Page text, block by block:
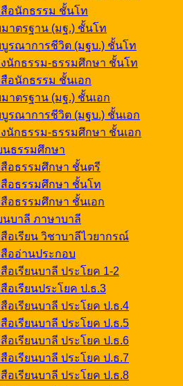
อนักธรรม ชั้นโท
าตรฐาน (มฐ.) ชั้นโท
รณาการชีวิต (มฐบ.) ชั้นโท
นักธรรม-ธรรมศึกษา ชั้นโท
อนักธรรม ชั้นเอก
าตรฐาน (มฐ.) ชั้นเอก
รณาการชีวิต (มฐบ.) ชั้นเอก
นักธรรม-ธรรมศึกษา ชั้นเอก
นธรรมศึกษา
อธรรมศึกษา ชั้นตรี
อธรรมศึกษา ชั้นโท
อธรรมศึกษา ชั้นเอก
นบาลี ภาษาบาลี
อเรียน วิชาบาลีไวยากรณ์
ออ่านประกอบ
อเรียนบาลี ประโยค 1-2
อเรียนประโยค ป.ธ.3
อเรียนบาลี ประโยค ป.ธ.4
อเรียนบาลี ประโยค ป.ธ.5
อเรียนบาลี ประโยค ป.ธ.6
อเรียนบาลี ประโยค ป.ธ.7
อเรียนบาลี ประโยค ป.ธ.8